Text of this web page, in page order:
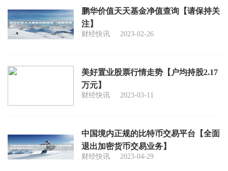
鹏华价值天天基金净值查询【请保持关
注】
财经快讯 2023-02-26
美好置业股票行情走势【户均持股2.17
万元】
财经快讯 2023-03-11
中国境内正规的比特币交易平台【全面
退出加密货币交易业务】
财经快讯 2023-04-29